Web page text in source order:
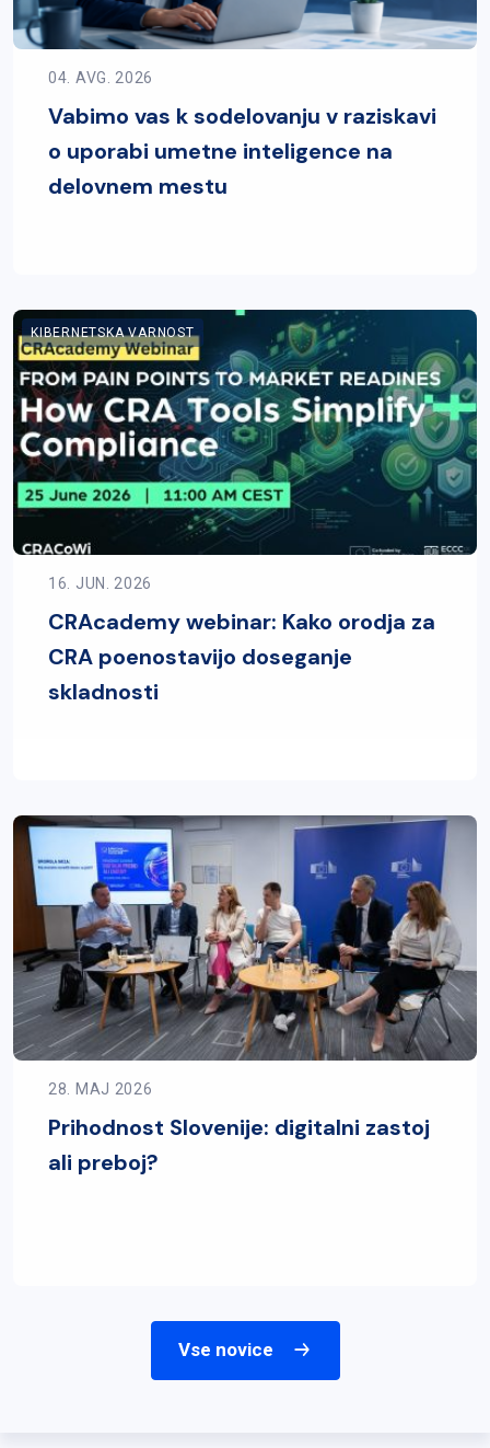
04. AVG. 2026
Vabimo vas k sodelovanju v raziskavi
o uporabi umetne inteligence na
delovnem mestu
KIBERNETSKA VARNOST
16. JUN. 2026
CRAcademy webinar: Kako orodja za
CRA poenostavijo doseganje
skladnosti
28. MAJ 2026
Prihodnost Slovenije: digitalni zastoj
ali preboj?
Vse novice